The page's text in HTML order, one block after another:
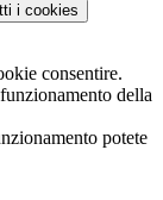
i cookies
consentire.
della
potete